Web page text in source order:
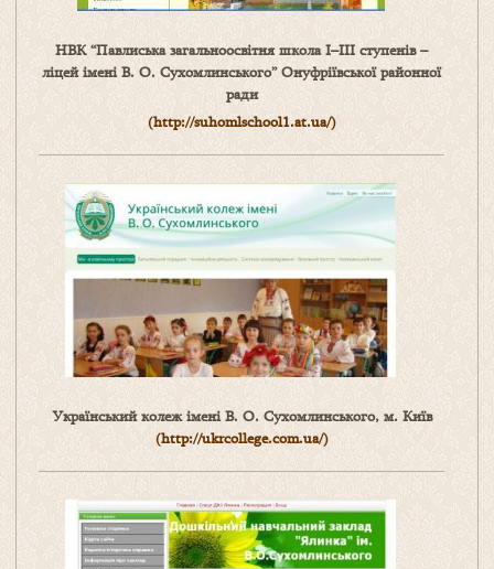
НВК “Павлиська загальноосвітня школа І–ІІІ ступенів –
ліцей імені В. О. Сухомлинського” Онуфріївської районної
ради
(http://suhomlschool1.at.ua/)
Український колеж імені В. О. Сухомлинського, м. Київ
(http://ukrcollege.com.ua/)